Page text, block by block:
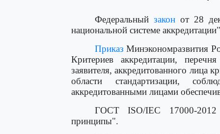
Федеральный законот 28
национальной системе
Приказ Минэкономразвития
Критериев аккредитации,
заявителя, аккредитованного лица
области стандартизации,
аккредитованными лицами
ГОСТ ISO/IEC 17000-2012
принципы".